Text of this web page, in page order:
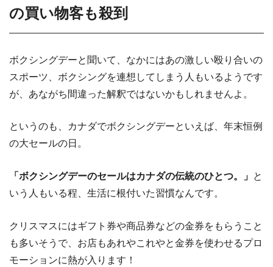
の買い物客も殺到
ボクシングデーと聞いて、なかにはあの激しい殴り合いの
スポーツ、ボクシングを連想してしまう人もいるようです
が、あながち間違った解釈ではないかもしれませんよ。
というのも、カナダでボクシングデーといえば、年末恒例
の大セールの日。
「ボクシングデーのセールはカナダの伝統のひとつ。」 と
いう人もいる程、生活に根付いた習慣なんです。
クリスマスにはギフト券や商品券などの金券をもらうこと
も多いそうで、お店もあれやこれやと金券を使わせるプロ
モーションに熱が入ります！